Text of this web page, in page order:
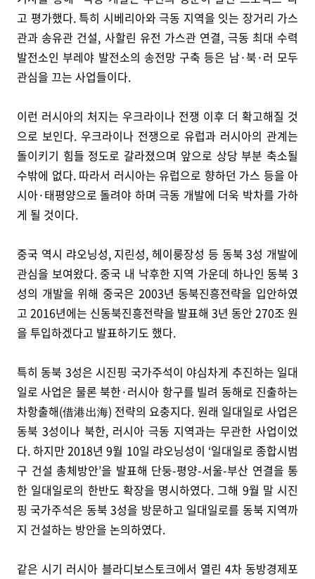
고 평가했다. 특히 시베리아와 극동 지역을 잇는 장거리 가스
관과 송유관 건설, 사할린 유전 가스관 연결, 극동 최대 수력
발전소인 부레야 발전소의 송전망 구축 등은 남·북·러 모두
관심을 끄는 사업들이다.
이런 러시아의 처지는 우크라이나 전쟁 이후 더 확고해질 것
으로 보인다. 우크라이나 전쟁으로 유럽과 러시아의 관계는
돌이키기 힘들 정도로 갈라졌으며 앞으로 상당 부분 축소될
수밖에 없다. 따라서 러시아는 유럽으로 향하던 가스 등을 아
시아·태평양으로 돌려야 하며 극동 개발에 더욱 박차를 가하
게 될 것이다.
중국 역시 랴오닝성, 지린성, 헤이룽장성 등 동북 3성 개발에
관심을 보여왔다. 중국 내 낙후한 지역 가운데 하나인 동북 3
성의 개발을 위해 중국은 2003년 동북진흥전략을 입안하였
고 2016년에는 신동북진흥전략을 발표해 3년 동안 270조 원
을 투입하겠다고 발표하기도 했다.
특히 동북 3성은 시진핑 국가주석이 야심차게 추진하는 일대
일로 사업은 물론 북한·러시아 항구를 빌려 동해로 진출하는
차항출해(借港出海) 전략의 요충지다. 원래 일대일로 사업은
동북 3성이나 북한, 러시아 극동 지역과는 무관한 사업이었
다. 하지만 2018년 9월 10일 랴오닝성이 ‘일대일로 종합시범
구 건설 총체방안’을 발표해 단둥-평양-서울-부산 연결을 통
한 일대일로의 한반도 확장을 명시하였다. 그해 9월 말 시진
핑 국가주석은 동북 3성을 방문하고 일대일로를 동북 지역까
지 건설하는 방안을 논의하였다.
같은 시기 러시아 블라디보스토크에서 열린 4차 동방경제포